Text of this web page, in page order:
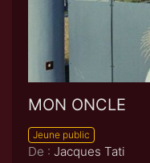
MON ONCLE
Jeune public
De : Jacques Tati